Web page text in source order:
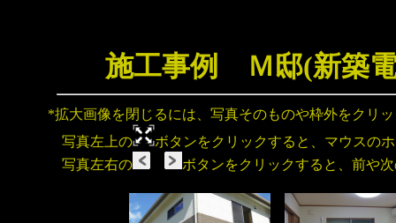
施工事例 Ｍ邸(新築
*拡大画像を閉じるには、写真そのものや枠外をクリ
写真左上の
ボタンをクリックすると、マウスの
写真左右の
ボタンをクリックすると、前や